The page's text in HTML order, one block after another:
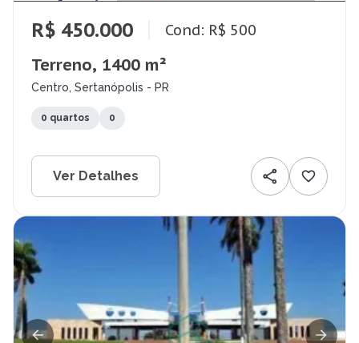
R$ 450.000 Cond: R$ 500
Terreno, 1400 m²
Centro, Sertanópolis - PR
0 quartos 0
Ver Detalhes